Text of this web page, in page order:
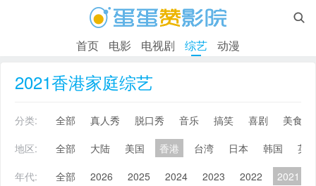

首页 电影 电视剧 综艺 动漫
2021香港家庭综艺
分类: 全部 真人秀 脱口秀 音乐 搞笑 喜剧
美食
地区:
全部 大陆 美国 香港 台湾 日本 韩国
英
年代:
全部 2026 2025 2024 2023 2022 2021